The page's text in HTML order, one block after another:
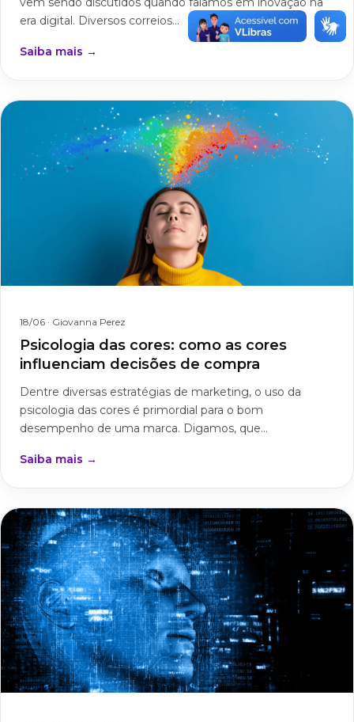
era digital. Diversos correios...
Saiba mais →
18/06 · Giovanna Perez
Psicologia das cores: como as cores
influenciam decisões de compra
Dentre diversas estratégias de marketing, o uso da
psicologia das cores é primordial para o bom
desempenho de uma marca. Digamos, que...
Saiba mais →